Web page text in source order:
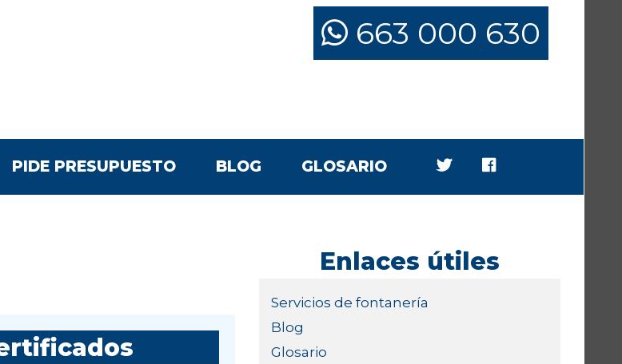
663 000 630
PIDE PRESUPUESTO BLOG GLOSARIO
Enlaces útiles
Servicios de fontanería
Blog
Glosario